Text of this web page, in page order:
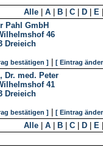
Alle A B C D E
Pahl GmbH
46
Dreieich
bestätigen ] [ Eintrag
Dr. med. Peter
41
Dreieich
bestätigen ] [ Eintrag
Alle A B C D E